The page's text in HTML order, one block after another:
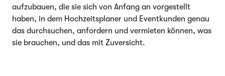
aufzubauen, die sie sich von Anfang an vorgestellt
haben, in dem Hochzeitsplaner und Eventkunden genau
das durchsuchen, anfordern und vermieten können, was
sie brauchen, und das mit Zuversicht.